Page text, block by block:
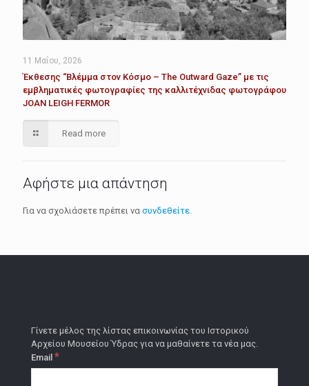
11 Μαΐου, 2026
Έκθεσης “Βλέμμα στον Κόσμο – The Outward Gaze” με τις
εμβληματικές φωτογραφίες της καλλιτέχνιδας φωτογράφου
JOAN LEIGH FERMOR
Read more
Αφήστε μια απάντηση
Για να σχολιάσετε πρέπει να συνδεθείτε
Γίνετε μέλος της λίστας επικοινωνίας του Ιστορικού
Αρχείου Μουσείου Ύδρας για να μαθαίνετε τα νέα μας.
Email *